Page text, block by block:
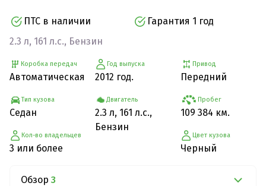
ПТС в наличии
Гарантия 1 год
2.3 л, 161 л.с., Бензин
Коробка передач
Автоматическая
Тип кузова
Седан
Кол-во владельцев
3 или более
Год выпуска
2012 год.
Двигатель
2.3 л, 161 л.с.,
Бензин
Привод
Передний
Пробег
109 384 км.
Цвет кузова
Черный
Обзор 3